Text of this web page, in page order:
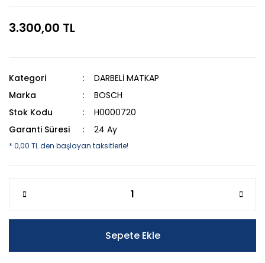
3.300,00 TL
Kategori
DARBELİ MATKAP
Marka
BOSCH
Stok Kodu
H0000720
Garanti Süresi
24 Ay
* 0,00 TL den başlayan taksitlerle!
Sepete Ekle